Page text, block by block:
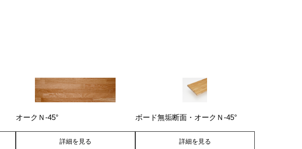
オークＮ-45°
詳細を見る
ボード無垢断面・オークＮ-45°
詳細を見る